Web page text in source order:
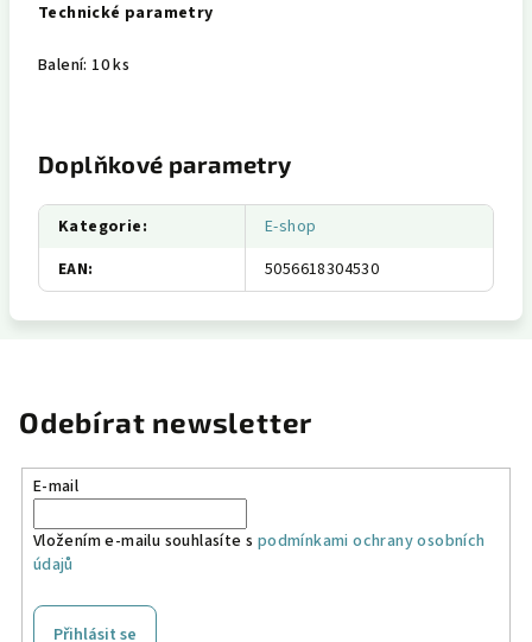
Technické parametry
Balení: 10 ks
Doplňkové parametry
Kategorie:
E-shop
EAN: 5056618304530
Odebírat newsletter
E-mail
Vložením e-mailu souhlasíte s podmínkami ochrany osobních
údajů
Přihlásit se